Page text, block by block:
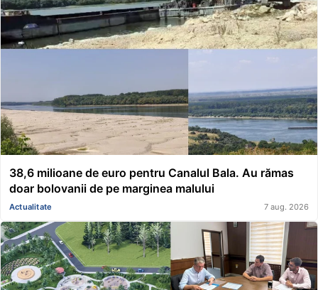
38,6 milioane de euro pentru Canalul Bala. Au rămas
doar bolovanii de pe marginea malului
Actualitate 7 aug. 2026